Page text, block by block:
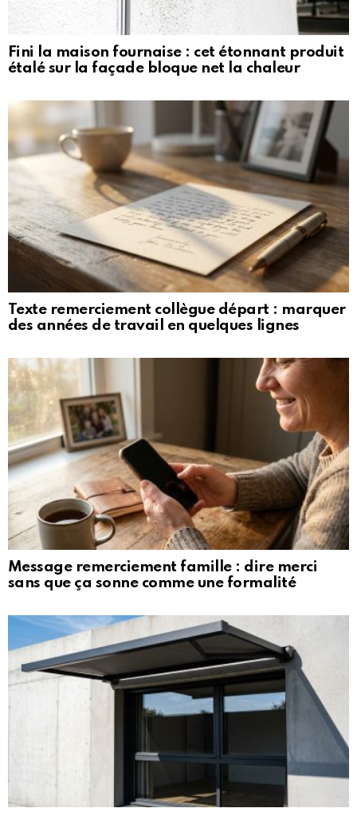
Fini la maison fournaise : cet étonnant produit
étalé sur la façade bloque net la chaleur
Texte remerciement collègue départ : marquer
des années de travail en quelques lignes
Message remerciement famille : dire merci
sans que ça sonne comme une formalité